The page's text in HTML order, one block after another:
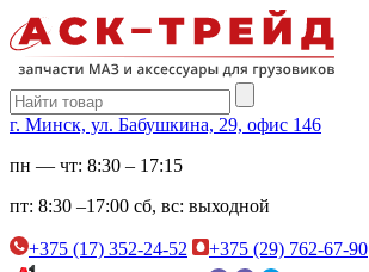
г. Минск, ул. Бабушкина, 29, офис 146
пн — чт: 8:30 – 17:15
пт: 8:30 –17:00 сб, вс: выходной
+375 (17) 352-24-52
+375 (29) 762-67-90